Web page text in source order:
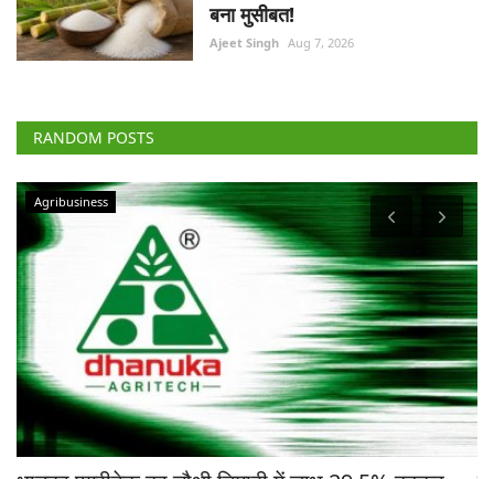
बना मुसीबत!
Ajeet Singh Aug 7, 2026
RANDOM POSTS
Agribusiness